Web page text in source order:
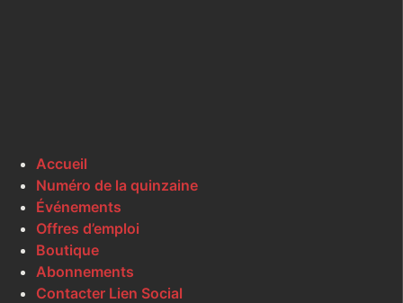
Accueil
Numéro de la quinzaine
Événements
Offres d’emploi
Boutique
Abonnements
Contacter Lien Social